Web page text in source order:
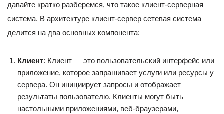
давайте кратко разберемся, что такое клиент-серверная
система. В архитектуре клиент-сервер сетевая система
делится на два основных компонента:
Клиент: Клиент — это пользовательский интерфейс или
приложение, которое запрашивает услуги или ресурсы у
сервера. Он инициирует запросы и отображает
результаты пользователю. Клиенты могут быть
настольными приложениями, веб-браузерами,